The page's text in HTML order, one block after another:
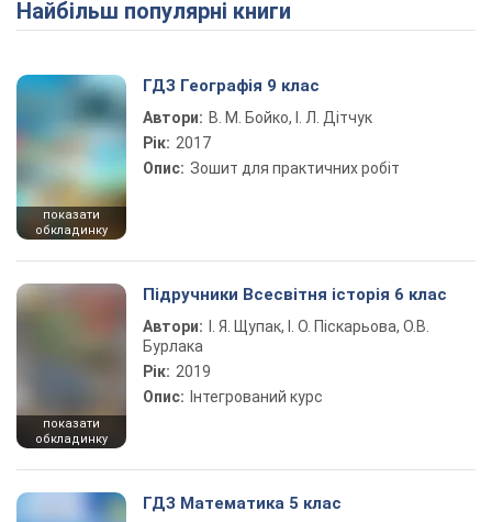
Найбільш популярні книги
показати
обкладинку
ГДЗ Географія 9 клас
Автори: В. М. Бойко, І. Л. Дітчук
Рік: 2017
Опис: Зошит для практичних робіт
показати
обкладинку
Підручники Всесвітня історія 6 клас
Автори:
І. Я. Щупак, І. О. Піскарьова, О.В.
Бурлака
Рік: 2019
Опис: Інтегрований курс
ГДЗ Математика 5 клас